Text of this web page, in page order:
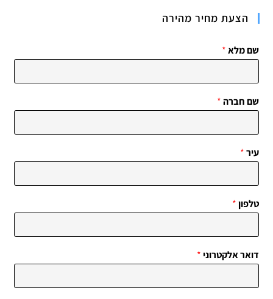
הצעת מחיר מהירה
שם מלא*
שם חברה*
עיר*
טלפון*
דואר אלקטרוני*